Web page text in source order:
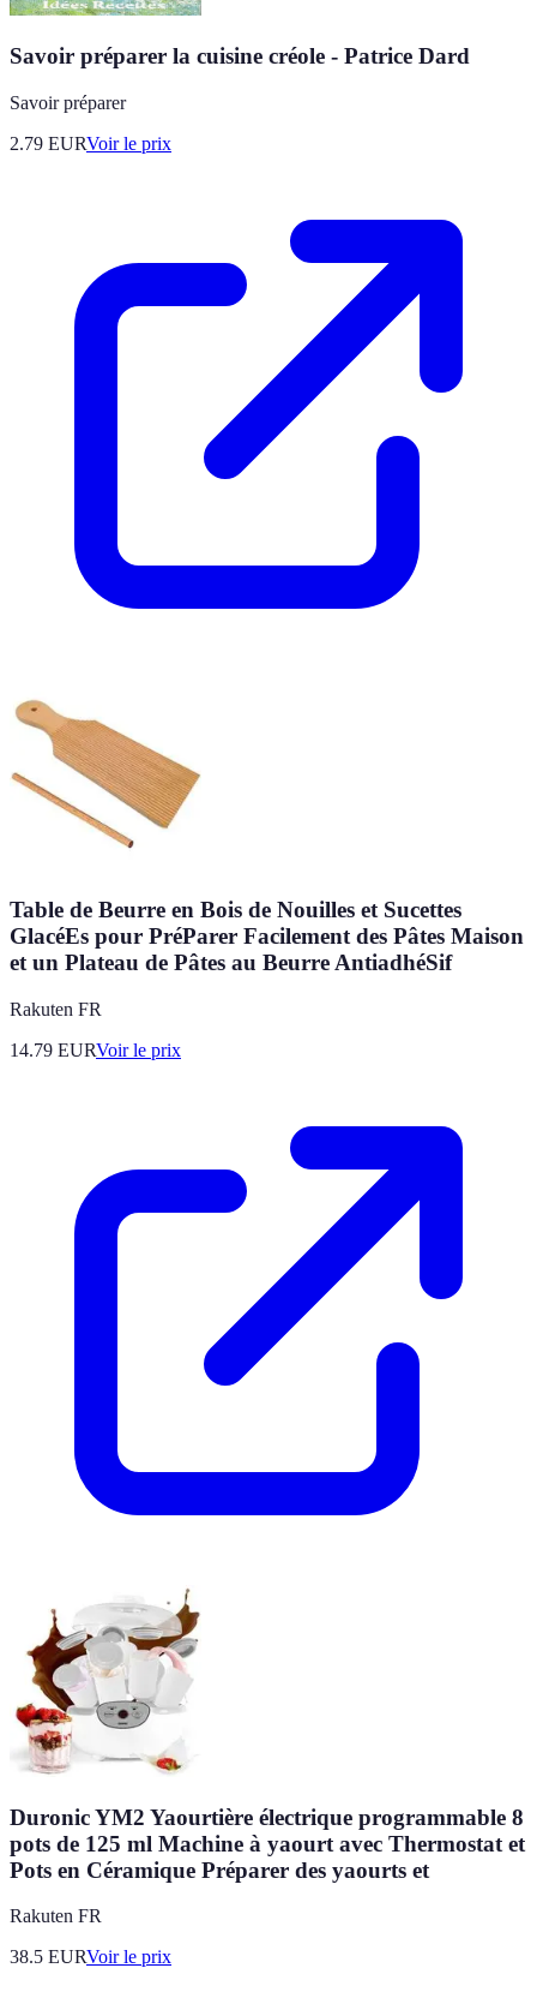
Savoir préparer la cuisine créole - Patrice Dard
Savoir préparer
2.79 EURVoir le prix
Table de Beurre en Bois de Nouilles et Sucettes
GlacéEs pour PréParer Facilement des Pâtes Maison
et un Plateau de Pâtes au Beurre AntiadhéSif
Rakuten FR
14.79 EURVoir le prix
Duronic YM2 Yaourtière électrique programmable 8
pots de 125 ml Machine à yaourt avec Thermostat et
Pots en Céramique Préparer des yaourts et
Rakuten FR
38.5 EURVoir le prix